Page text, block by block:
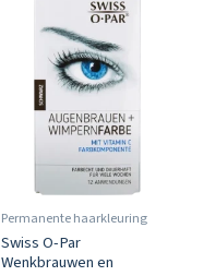
Permanente haarkleuring
Swiss O-Par
Wenkbrauwen en